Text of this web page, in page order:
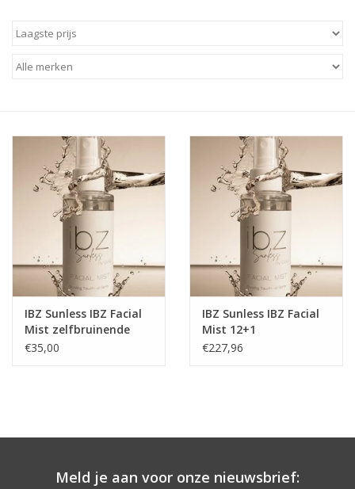
Selftan producten
Onderdelen
Ventilatoren / Afzuiging
Promotie materiaal
Salon kleding
Vraag hier om een vrijblijvend
IBZ Sunless IBZ Facial
Mist zelfbruinende
gezichtspray
€35,00
IBZ Sunless IBZ Facial
Mist 12+1
zelfbruinende
€227,96
Meld je aan voor onze nieuwsbrief: